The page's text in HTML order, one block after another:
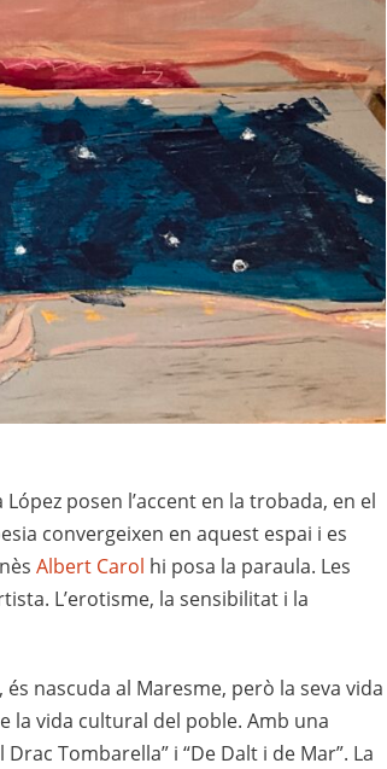
posen l’accent en la trobada, en el
convergeixen en aquest espai i es
Albert Carol hi posa la paraula. Les
L’erotisme, la sensibilitat i la
nascuda al Maresme, però la seva vida
la vida cultural del poble. Amb una
Tombarella” i “De Dalt i de Mar”. La